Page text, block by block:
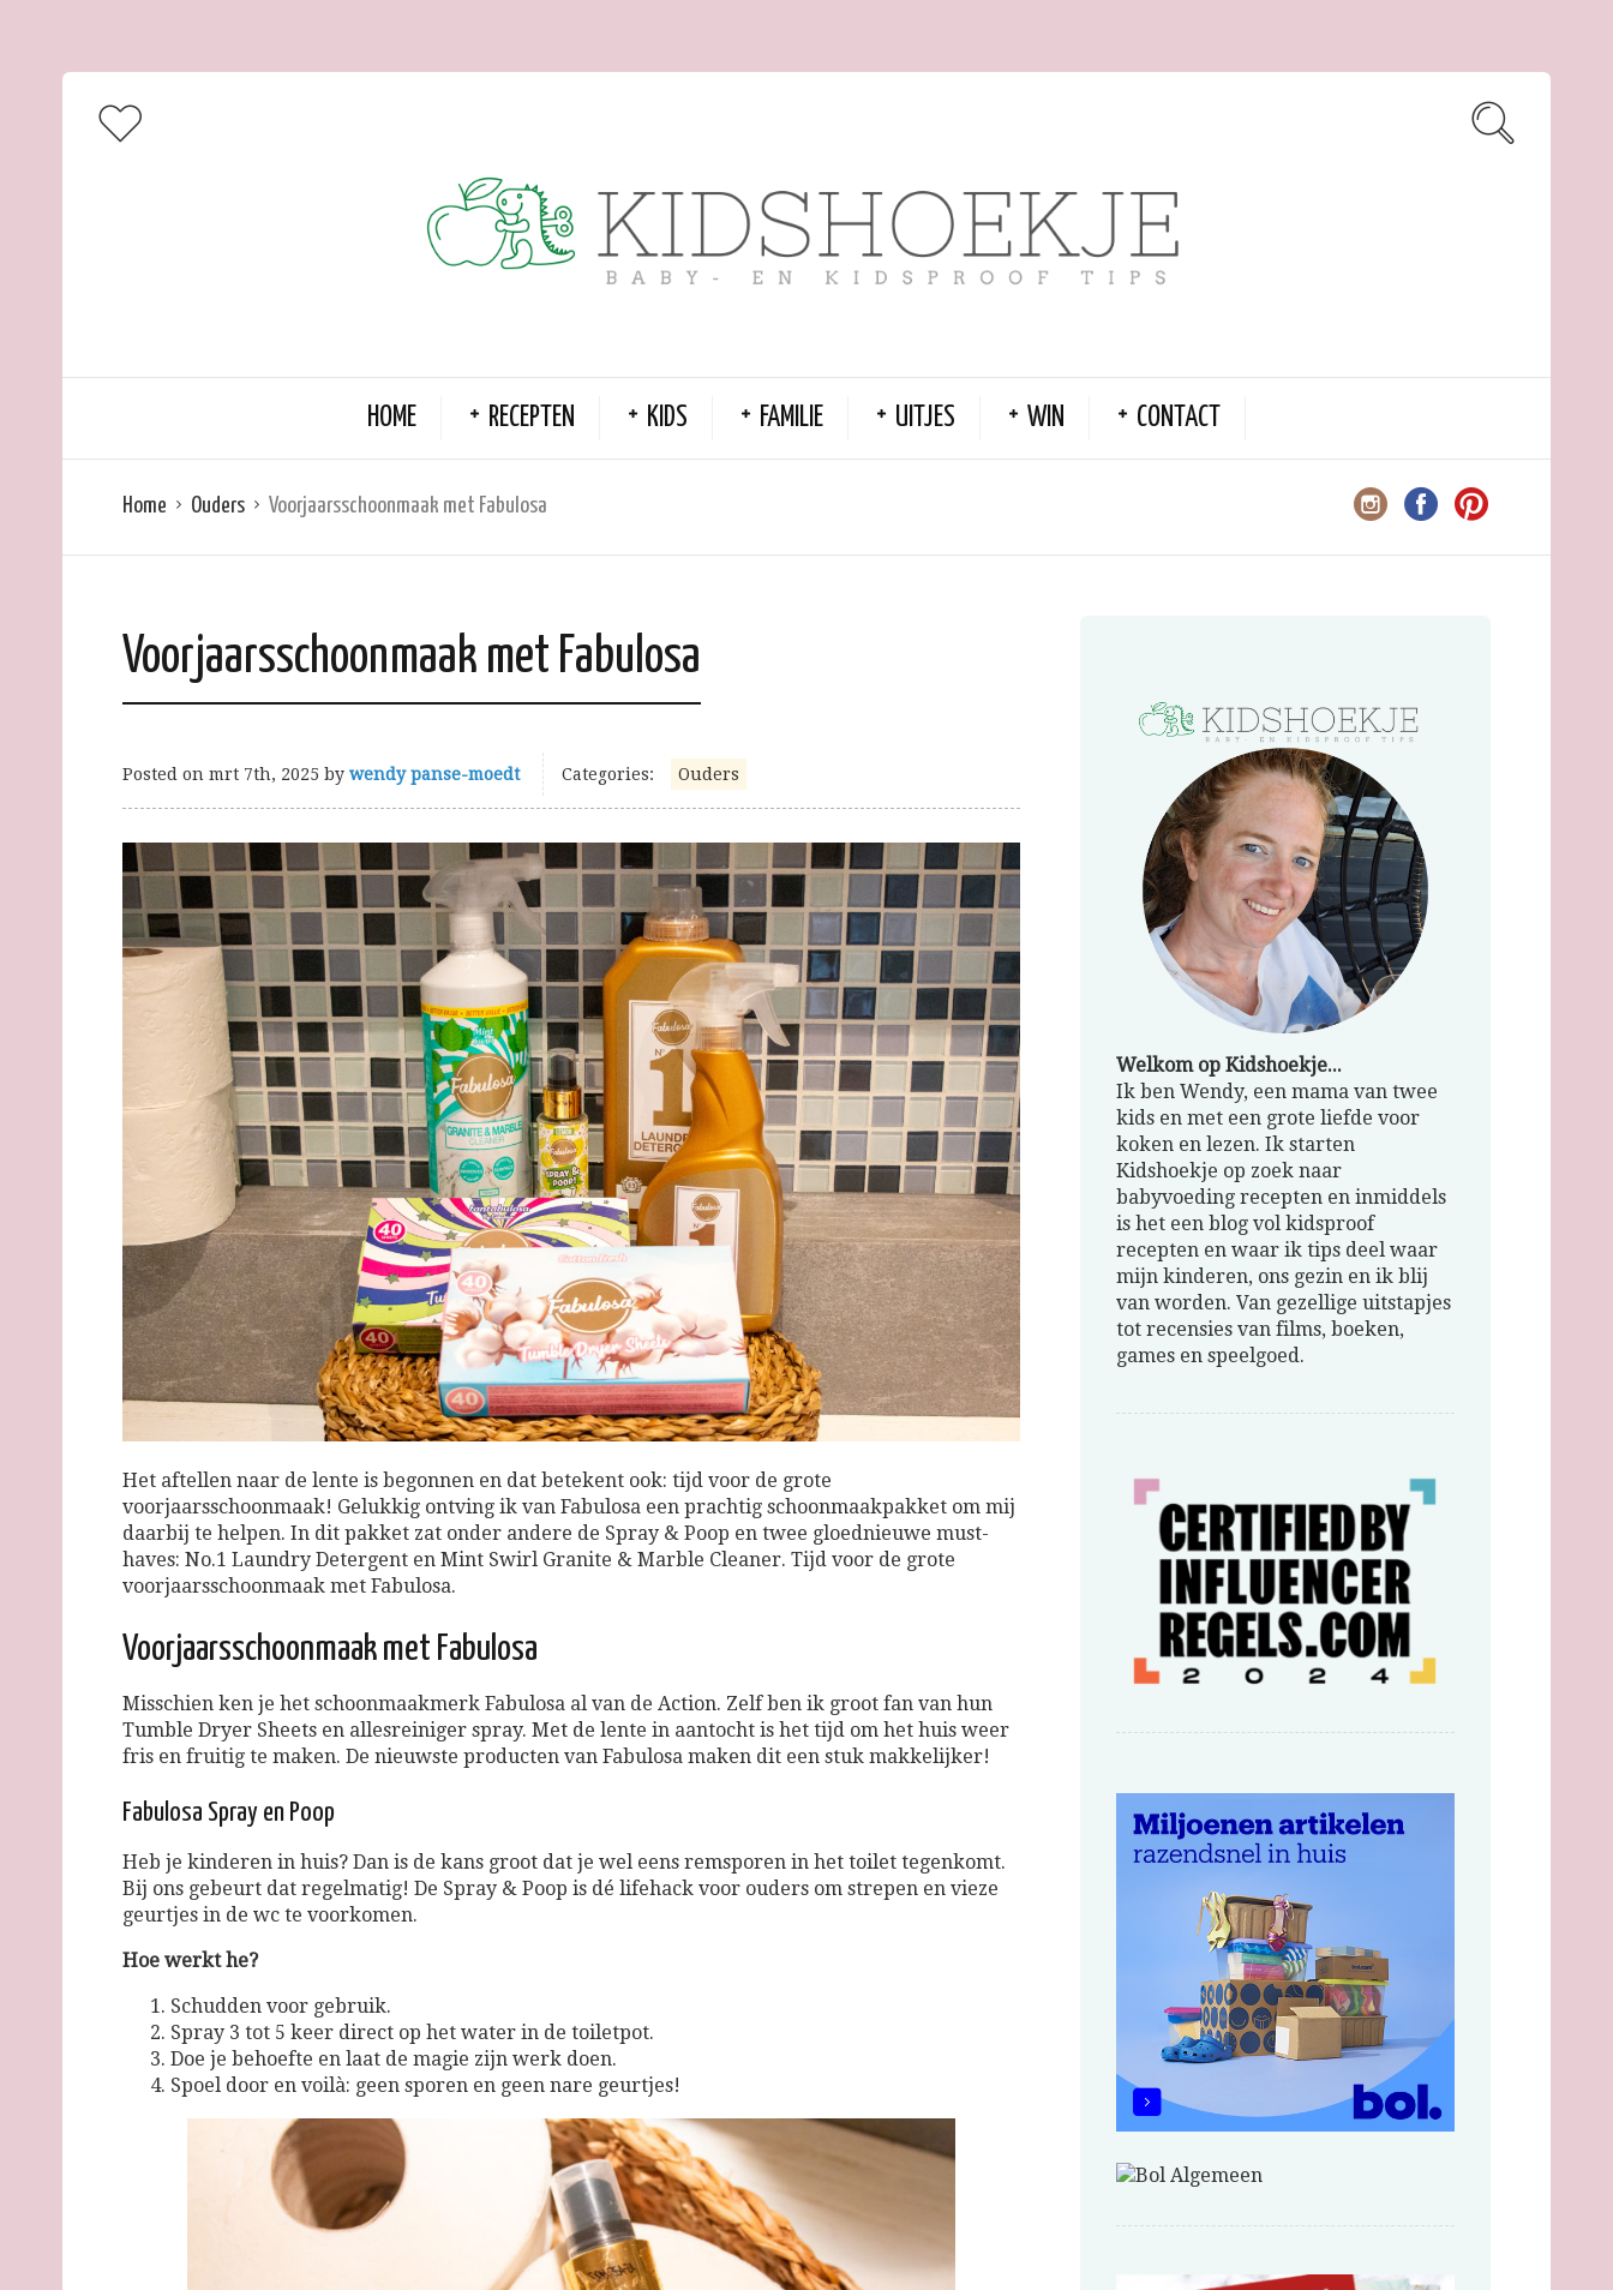
HOME RECEPTEN KIDS FAMILIE UITJES WIN CONTACT
Home Ouders Voorjaarsschoonmaak met Fabulosa
Voorjaarsschoonmaak met Fabulosa
Posted on mrt 7th, 2025 by wendy panse-moedt Categories: Ouders
Het aftellen naar de lente is begonnen en dat betekent ook: tijd voor de grote
voorjaarsschoonmaak! Gelukkig ontving ik van Fabulosa een prachtig schoonmaakpakket om mij
daarbij te helpen. In dit pakket zat onder andere de Spray & Poop en twee gloednieuwe must-
haves: No.1 Laundry Detergent en Mint Swirl Granite & Marble Cleaner. Tijd voor de grote
voorjaarsschoonmaak met Fabulosa.
Voorjaarsschoonmaak met Fabulosa
Misschien ken je het schoonmaakmerk Fabulosa al van de Action. Zelf ben ik groot fan van hun
Tumble Dryer Sheets en allesreiniger spray. Met de lente in aantocht is het tijd om het huis weer
fris en fruitig te maken. De nieuwste producten van Fabulosa maken dit een stuk makkelijker!
Fabulosa Spray en Poop
Heb je kinderen in huis? Dan is de kans groot dat je wel eens remsporen in het toilet tegenkomt.
Bij ons gebeurt dat regelmatig! De Spray & Poop is dé lifehack voor ouders om strepen en vieze
geurtjes in de wc te voorkomen.
Hoe werkt he?
Schudden voor gebruik.
Spray 3 tot 5 keer direct op het water in de toiletpot.
Doe je behoefte en laat de magie zijn werk doen.
Spoel door en voilà: geen sporen en geen nare geurtjes!
Welkom op Kidshoekje...
Ik ben Wendy, een mama van twee
kids en met een grote liefde voor
koken en lezen. Ik starten
Kidshoekje op zoek naar
babyvoeding recepten en inmiddels
is het een blog vol kidsproof
recepten en waar ik tips deel waar
mijn kinderen, ons gezin en ik blij
van worden. Van gezellige uitstapjes
tot recensies van films, boeken,
games en speelgoed.